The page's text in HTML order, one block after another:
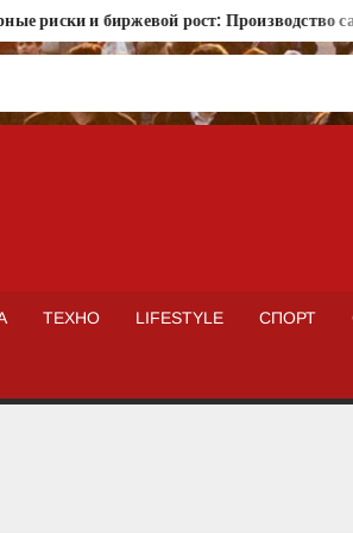
риски и биржевой рост: Производство
ТЕХНО LIFESTYLE СПОРТ